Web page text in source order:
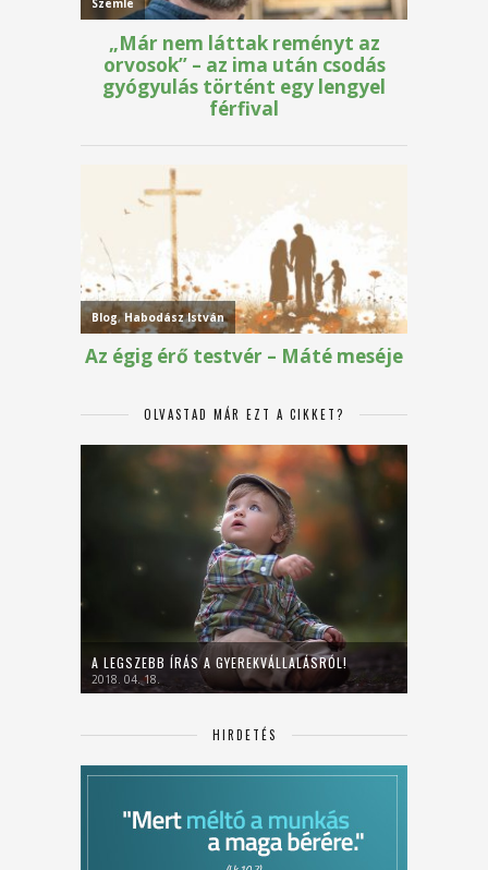
OLVASTAD MÁR EZT A CIKKET?
A LEGSZEBB ÍRÁS A GYEREKVÁLLALÁSRÓL!
2018. 04. 18.
HIRDETÉS